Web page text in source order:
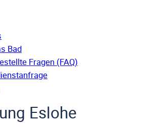
Bad
Fragen (FAQ)
Eslohe